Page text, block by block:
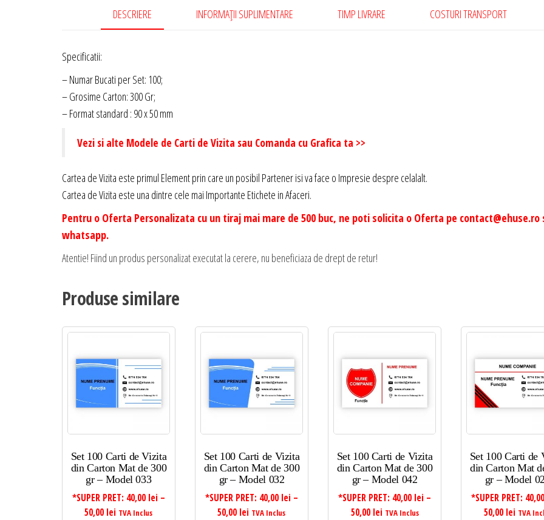
Mat
DESCRIERE INFORMAȚII SUPLIMENTARE TIMP LIVRARE COSTURI TRANSPORT
Specificatii:
– Numar Bucati per Set: 100;
– Grosime Carton: 300 Gr;
– Format standard : 90 x 50 mm
Vezi si alte Modele de Carti de Vizita sau Comanda cu Grafica ta >>
Cartea de Vizita este primul Element prin care un posibil Partener isi va face o Impresie despre celalalt.
Cartea de Vizita este una dintre cele mai Importante Etichete in Afaceri.
Pentru o Oferta Personalizata cu un tiraj mai mare de 500 buc, ne poti solicita o Oferta pe contact@ehuse.ro
whatsapp.
Atentie! Fiind un produs personalizat executat la cerere, nu beneficiaza de drept de retur!
Produse similare
Set 100 Carti de Vizita
din Carton Mat de 300
gr – Model 033
*SUPER PRET: 40,00 lei –
50,00 lei Interval
TVA Inclus
Set 100 Carti de Vizita
din Carton Mat de 300
gr – Model 032
*SUPER PRET: 40,00 lei –
50,00 lei Interval
TVA Inclus
Set 100 Carti de Vizita
din Carton Mat de 300
gr – Model 042
*SUPER PRET: 40,00 lei –
50,00 leiInterval
TVA Inclus
Set 100 Carti de
din Carton Mat
gr – Model
*SUPER PRET: 40,00
50,00 leiInterval
TVA